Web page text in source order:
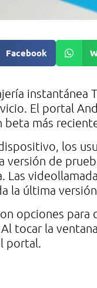
Facebook
instantánea
El portal
más
los
versión de
Las
la última
opciones
tocar la
portal.